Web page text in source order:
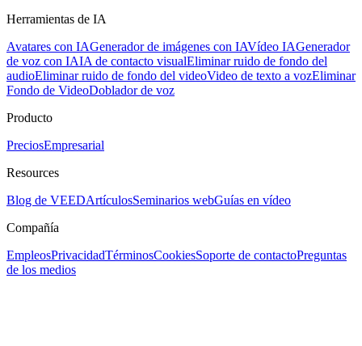
Herramientas de IA
Avatares con IAGenerador de imágenes con IAVídeo IAGenerador
de voz con IAIA de contacto visualEliminar ruido de fondo del
audioEliminar ruido de fondo del videoVideo de texto a vozEliminar
Fondo de VideoDoblador de voz
Producto
PreciosEmpresarial
Resources
Blog de VEEDArtículosSeminarios webGuías en vídeo
Compañía
EmpleosPrivacidadTérminosCookiesSoporte de contactoPreguntas
de los medios